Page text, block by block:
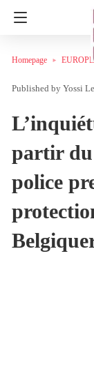
Homepage
Yossi
partir du
police